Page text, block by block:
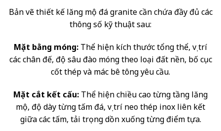
Bản vẽ thiết kế lăng mộ đá granite cần chứa đầy đủ các
thông số kỹ thuật sau:
Mặt bằng móng: Thể hiện kích thước tổng thể, vị trí
các chân đế, độ sâu đào móng theo loại đất nền, bố cục
cốt thép và mác bê tông yêu cầu.
Mặt cắt kết cấu: Thể hiện chiều cao từng tầng lăng
mộ, độ dày từng tấm đá, vị trí neo thép inox liên kết
giữa các tấm, tải trọng dồn xuống từng điểm tựa.